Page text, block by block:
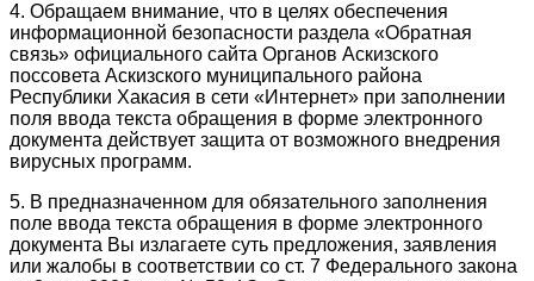
4. Обращаем внимание, что в целях обеспечения
информационной безопасности раздела «Обратная
связь» официального сайта Органов Аскизского
поссовета Аскизского муниципального района
Республики Хакасия в сети «Интернет» при заполнении
поля ввода текста обращения в форме электронного
документа действует защита от возможного внедрения
вирусных программ.
5. В предназначенном для обязательного заполнения
поле ввода текста обращения в форме электронного
документа Вы излагаете суть предложения, заявления
или жалобы в соответствии со ст. 7 Федерального закона